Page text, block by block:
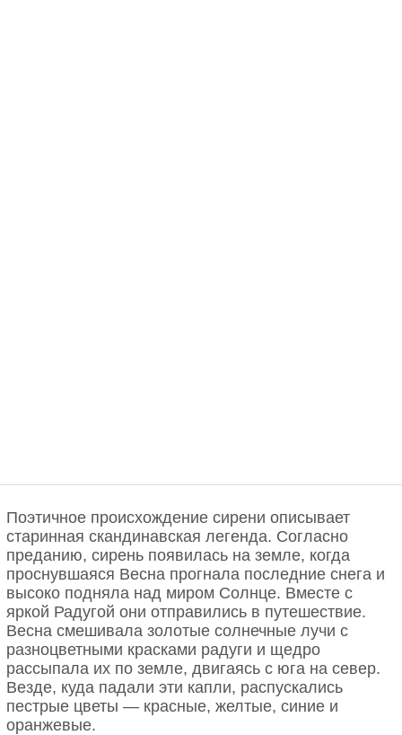
Поэтичное происхождение сирени описывает
старинная скандинавская легенда. Согласно
преданию, сирень появилась на земле, когда
проснувшаяся Весна прогнала последние снега и
высоко подняла над миром Солнце. Вместе с
яркой Радугой они отправились в путешествие.
Весна смешивала золотые солнечные лучи с
разноцветными красками радуги и щедро
рассыпала их по земле, двигаясь с юга на север.
Везде, куда падали эти капли, распускались
пестрые цветы — красные, желтые, синие и
оранжевые.